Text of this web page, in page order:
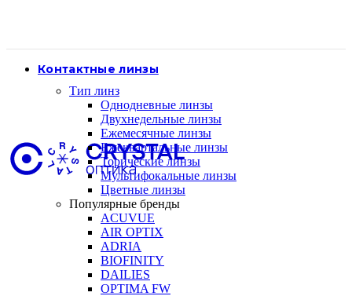
Контактные линзы
Тип линз
Однодневные линзы
Двухнедельные линзы
Ежемесячные линзы
Ежеквартальные линзы
Торические линзы
Мультифокальные линзы
Цветные линзы
Популярные бренды
ACUVUE
AIR OPTIX
ADRIA
BIOFINITY
DAILIES
OPTIMA FW